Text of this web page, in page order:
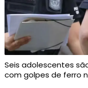
Seis adolescentes
com golpes de ferro